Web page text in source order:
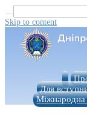
...
Skip to content
Для
Міжнародна